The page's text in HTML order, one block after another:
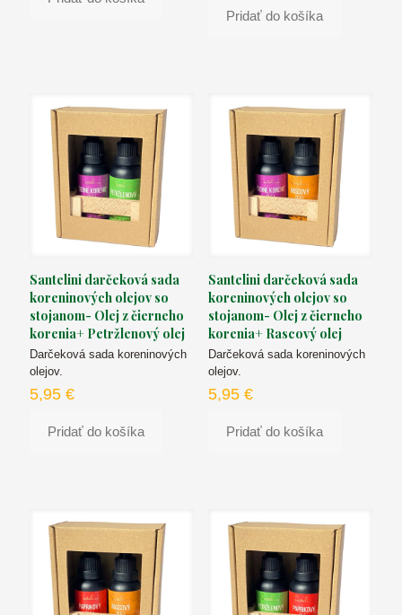
Pridať do košíka
Santelini darčeková sada
koreninových olejov so
stojanom- Olej z čierneho
korenia+ Petržlenový olej
Darčeková sada koreninových
olejov.
5,95 €
Pridať do košíka
Santelini darčeková sada
koreninových olejov so
stojanom- Olej z čierneho
korenia+ Rascový olej
Darčeková sada koreninových
olejov.
5,95 €
Pridať do košíka